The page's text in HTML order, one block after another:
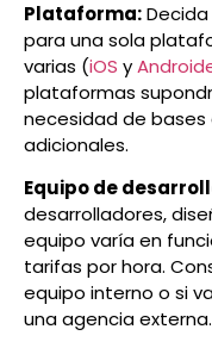
Plataforma:
para una sola
varias (iOS y
plataformas
necesidad de
adicionales.
Equipo de
desarrolladores,
equipo varía en
tarifas por hora.
equipo interno o si
una agencia externa.